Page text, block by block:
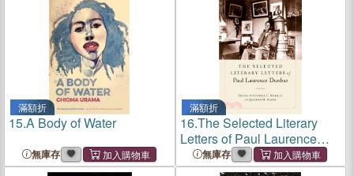
滿額折
15.A Body of Water
無庫存
滿額折
16.The Selected Literary
Letters of Paul Laurence
Dunbar
無庫存